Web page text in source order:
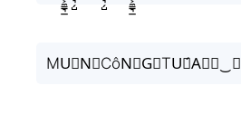
MU⃗N⃗CôN⃗G⃗TU⃗́A⃗╰‿╯